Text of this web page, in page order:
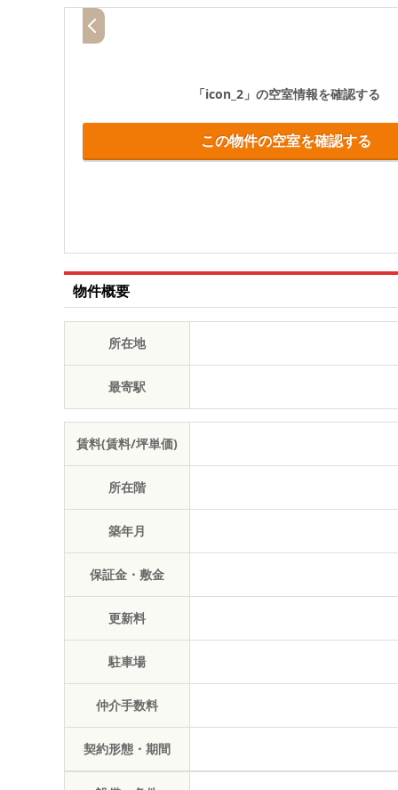
「icon_2」 の空室情報を確認する
この物件の空室を確認する
物件概要
所在地
最寄駅
賃料(賃料/坪単価)
所在階
築年月
保証金・敷金
更新料
駐車場
仲介手数料
契約形態・期間